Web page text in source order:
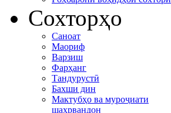
Сохторҳо
Саноат
Маориф
Варзиш
Фарҳанг
Тандурустӣ
Бахши дин
Мактубҳо ва муроҷиати
шаҳрвандон